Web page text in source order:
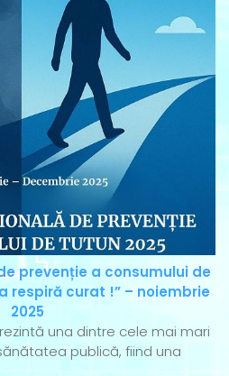
prevenție a consumului de
respiră curat !” – noiembrie
2025
una dintre cele mai mari
publică, fiind una